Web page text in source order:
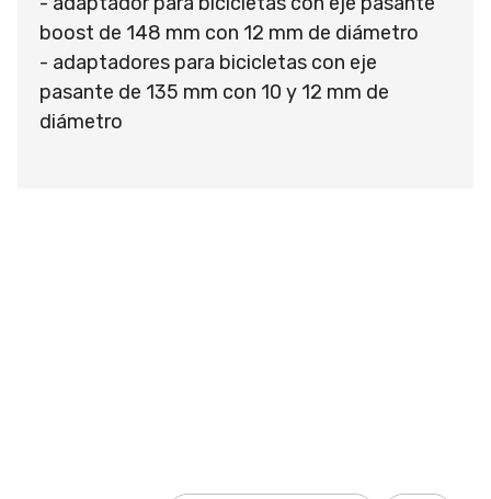
boost de 148 mm con 12 mm de diámetro
- adaptadores para bicicletas con eje
pasante de 135 mm con 10 y 12 mm de
diámetro